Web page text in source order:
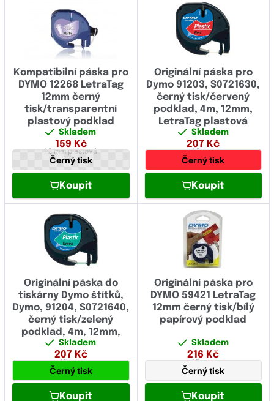
Kompatibilní páska pro
DYMO 12268 LetraTag
12mm černý
tisk/transparentní
plastový podklad
Skladem
159 Kč
12 mmplastová
Černý tisk
Koupit
Originální páska pro
Dymo 91203, S0721630,
černý tisk/červený
podklad, 4m, 12mm,
LetraTag plastová
páska
Skladem
207 Kč
12 mm
Černý tisk
Koupit
Originální páska do
tiskárny Dymo štítků,
Dymo, 91204, S0721640,
černý tisk/zelený
podklad, 4m, 12mm,
LetraTag plastová
páska
Skladem
207 Kč
12 mm
Černý tisk
Koupit
Originální páska pro
DYMO 59421 LetraTag
12mm černý tisk/bílý
papírový podklad
Skladem
216 Kč
12 mm
Černý tisk
Koupit